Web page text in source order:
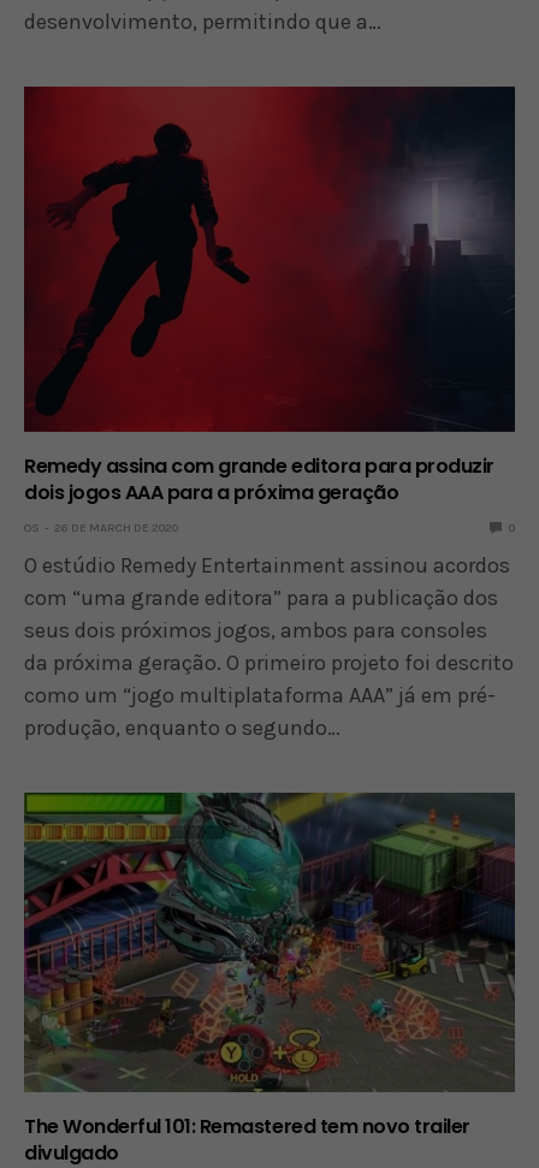
desenvolvimento, permitindo que a…
Remedy assina com grande editora para produzir
dois jogos AAA para a próxima geração
OS 26 DE MARCH DE 2020 0
O estúdio Remedy Entertainment assinou acordos
com “uma grande editora” para a publicação dos
seus dois próximos jogos, ambos para consoles
da próxima geração. O primeiro projeto foi descrito
como um “jogo multiplataforma AAA” já em pré-
produção, enquanto o segundo…
The Wonderful 101: Remastered tem novo trailer
divulgado